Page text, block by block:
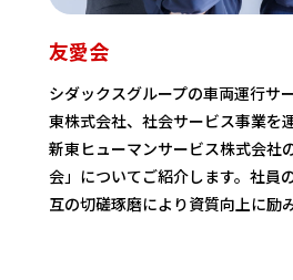
友愛会
シダックスグループの車両運行サ
東株式会社、社会サービス事業を
新東ヒューマンサービス株式会社
会」についてご紹介します。社員
互の切磋琢磨により資質向上に励み